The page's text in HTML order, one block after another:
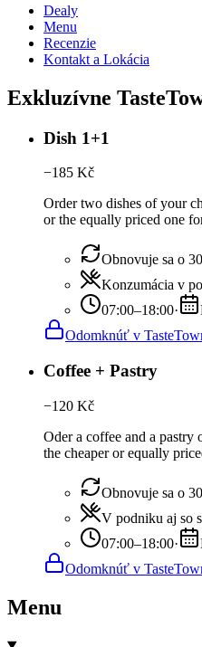
Dealy
Menu
Recenzie
Kontakt a Lokácia
Exkluzívne
Dish 1+1
−185 Kč
Order two dishes of your
or the equally priced one
Obnovuje sa o
Konzumácia v
07:00–18:00·
Odomknúť v
Coffee + Pastry
−120 Kč
Oder a coffee and a
the cheaper or equally
Obnovuje sa o
V podniku aj so
07:00–18:00·
Odomknúť v
Menu